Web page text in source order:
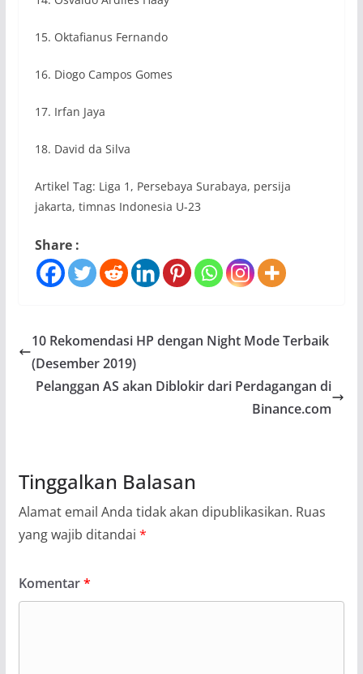
15. Oktafianus Fernando
16. Diogo Campos Gomes
17. Irfan Jaya
18. David da Silva
Artikel Tag: Liga 1, Persebaya Surabaya, persija
jakarta, timnas Indonesia U-23
Share :
10 Rekomendasi HP dengan Night Mode Terbaik
(Desember 2019)
Pelanggan AS akan Diblokir dari Perdagangan di
Binance.com
Tinggalkan Balasan
Alamat email Anda tidak akan dipublikasikan. Ruas
yang wajib ditandai *
Komentar*